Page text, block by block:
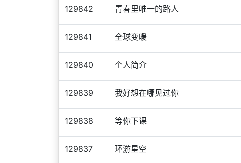
129842 青春里唯一的路人
129841 全球变暖
129840 个人简介
129839 我好想在哪见过你
129838 等你下课
129837 环游星空